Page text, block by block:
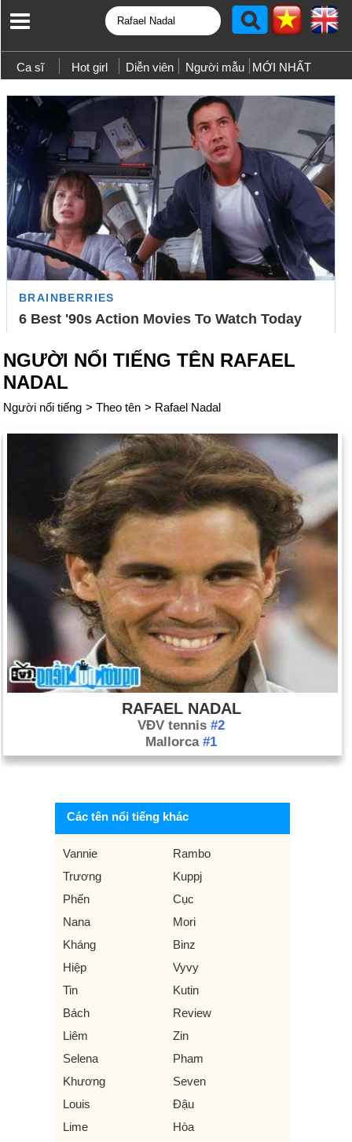
Ca sĩ Hot girl Diễn viên Người mẫu MỚI NHẤT
NGƯỜI NỔI TIẾNG TÊN RAFAEL
NADAL
Người nổi tiếng > Theo tên > Rafael Nadal
RAFAEL NADAL
VĐV tennis #2
Mallorca #1
Các tên nổi tiếng khác
Vannie
Rambo
Trương
Kuppj
Phến
Cục
Nana
Mori
Kháng
Binz
Hiệp
Vyvy
Tin
Kutin
Bách
Review
Liêm
Zin
Selena
Pham
Khương
Seven
Louis
Đậu
Lime
Hòa